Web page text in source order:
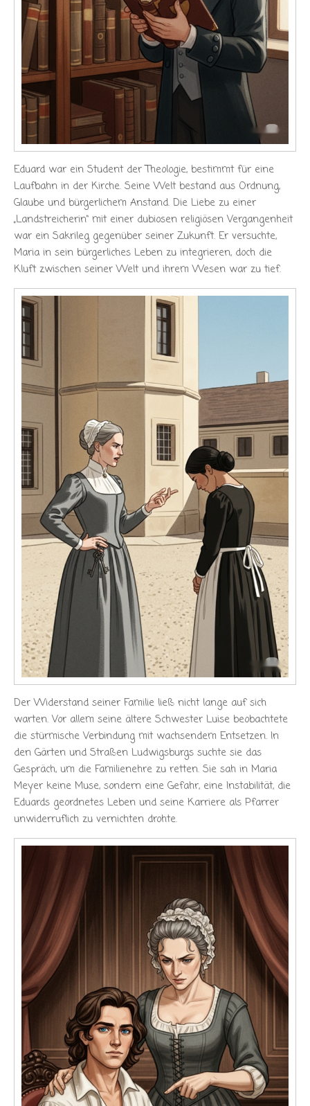
Eduard war ein Student der Theologie, bestimmt für eine
Laufbahn in der Kirche. Seine Welt bestand aus Ordnung,
Glaube und bürgerlichem Anstand. Die Liebe zu einer
„Landstreicherin“ mit einer dubiosen religiösen Vergangenheit
war ein Sakrileg gegenüber seiner Zukunft. Er versuchte,
Maria in sein bürgerliches Leben zu integrieren, doch die
Kluft zwischen seiner Welt und ihrem Wesen war zu tief.
Der Widerstand seiner Familie ließ nicht lange auf sich
warten. Vor allem seine ältere Schwester Luise beobachtete
die stürmische Verbindung mit wachsendem Entsetzen. In
den Gärten und Straßen Ludwigsburgs suchte sie das
Gespräch, um die Familienehre zu retten. Sie sah in Maria
Meyer keine Muse, sondern eine Gefahr, eine Instabilität, die
Eduards geordnetes Leben und seine Karriere als Pfarrer
unwiderruflich zu vernichten drohte.